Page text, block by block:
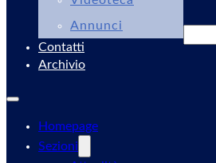
Annunci
Contatti
Archivio
Homepage
Sezioni